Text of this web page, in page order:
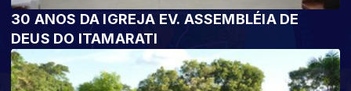
30 ANOS DA IGREJA EV. ASSEMBLÉIA DE
DEUS DO ITAMARATI